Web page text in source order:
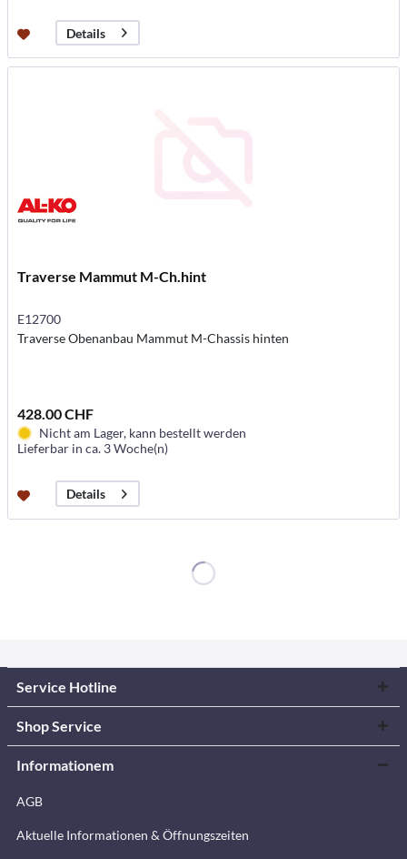
Details
Traverse Mammut M-Ch.hint
E12700
Traverse Obenanbau Mammut M-Chassis hinten
428.00 CHF
Nicht am Lager, kann bestellt werden
Lieferbar in ca. 3 Woche(n)
Details
Service Hotline
Shop Service
Informationem
AGB
Aktuelle Informationen & Öffnungszeiten